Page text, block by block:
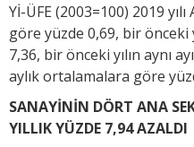
Yİ-ÜFE (2003=100) 2019
göre yüzde 0,69, bir önceki
7,36, bir önceki yılın aynı
aylık ortalamalara göre
SANAYİNİN DÖRT ANA
YILLIK YÜZDE 7,94 AZALDI